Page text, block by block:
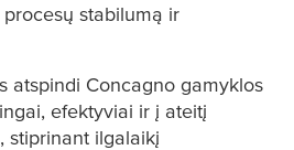
stabilumą ir
atspindi Concagno gamyklos
efektyviai ir į ateitį
stiprinant ilgalaikį